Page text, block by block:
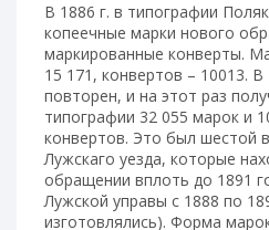
В 1886 г. в типографии
копеечные марки нового
маркированные конверты.
15 171, конвертов – 10013. В
повторен, и на этот раз
типографии 32 055 марок и
конвертов. Это был шестой
Лужскаго уезда, которые
обращении вплоть до 1891
Лужской управы с 1888 по
изготовлялись). Форма